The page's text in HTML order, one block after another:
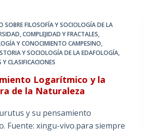
SOBRE FILOSOFÍA Y SOCIOLOGÍA DE LA
COMPLEJIDAD Y FRACTALES,
Y CONOCIMIENTO CAMPESINO,
Y SOCIOLOGÍA DE LA EDAFOLOGÍA,
CLASIFICACIONES
Logarítmico y la
de la Naturaleza
y su pensamiento
Fuente: xingu-vivo.para siempre